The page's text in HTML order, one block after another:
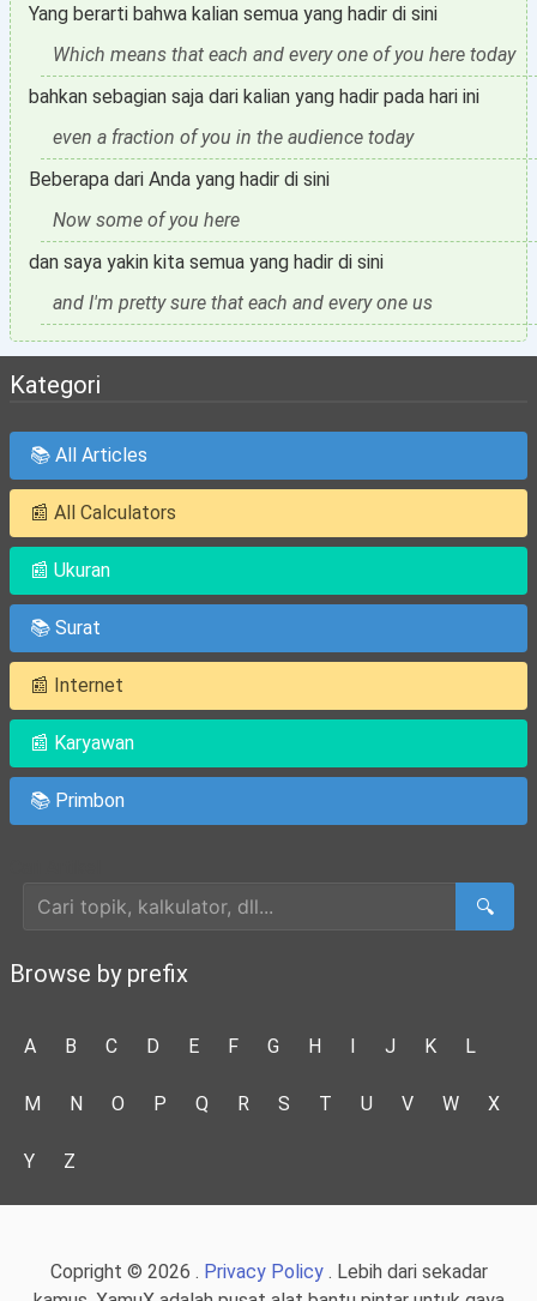
Yang berarti bahwa kalian semua yang hadir di sini
Which means that each and every one of you here today
bahkan sebagian saja dari kalian yang hadir pada hari ini
even a fraction of you in the audience today
Beberapa dari Anda yang hadir di sini
Now some of you here
dan saya yakin kita semua yang hadir di sini
and I'm pretty sure that each and every one us
Kategori
📚 All Articles
📰 All Calculators
📰 Ukuran
📚 Surat
📰 Internet
📰 Karyawan
📚 Primbon
🔍
Browse by prefix
A B C D E F G H I J K L
M N O P Q R S T U V W X
Y Z
Copright © 2026 . Privacy Policy. Lebih dari sekadar